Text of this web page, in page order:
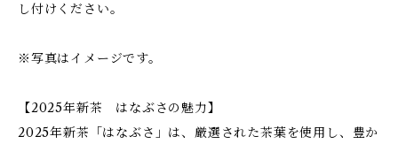
し付けください。
※写真はイメージです。
【2025年新茶 はなぶさの魅力】
2025年新茶「はなぶさ」は、厳選された茶葉を使用し、豊か